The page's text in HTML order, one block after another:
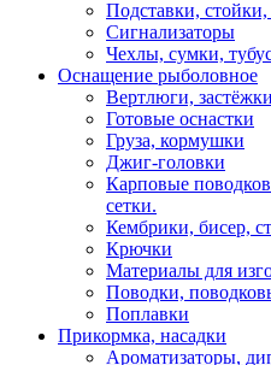
Подставки,
Сигнализаторы
Чехлы, сумки,
Оснащение рыболовное
Вертлюги,
Готовые оснастки
Груза, кормушки
Джиг-головки
Карповые
сетки.
Кембрики, бисер,
Крючки
Материалы для
Поводки,
Поплавки
Прикормка, насадки
Ароматизаторы,